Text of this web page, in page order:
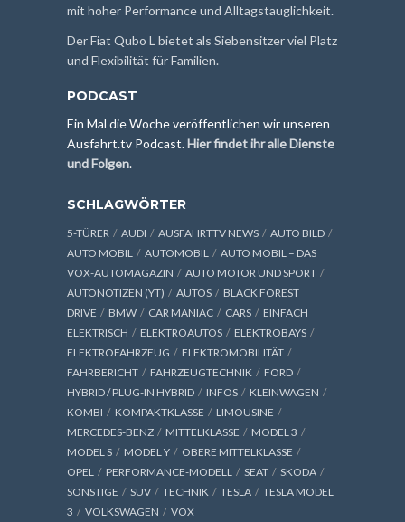
mit hoher Performance und Alltagstauglichkeit.
Der Fiat Qubo L bietet als Siebensitzer viel Platz
und Flexibilität für Familien.
PODCAST
Ein Mal die Woche veröffentlichen wir unseren
Ausfahrt.tv Podcast.Hier findet ihr alle Dienste
und Folgen.
SCHLAGWÖRTER
5-TÜRER AUDI AUSFAHRTTV NEWS
AUTO BILD
AUTO MOBIL
AUTOMOBIL
AUTO MOBIL – DAS
VOX-AUTOMAGAZIN
AUTO MOTOR UND SPORT
AUTONOTIZEN (YT)
AUTOS
BLACK FOREST
DRIVE
BMW CAR MANIAC CARS
EINFACH
ELEKTRISCH
ELEKTROAUTOS
ELEKTROBAYS
ELEKTROFAHRZEUG
ELEKTROMOBILITÄT
FAHRBERICHT
FAHRZEUGTECHNIK
FORD
HYBRID / PLUG-IN HYBRID
INFOS
KLEINWAGEN
KOMBI
KOMPAKTKLASSE
LIMOUSINE
MERCEDES-BENZ
MITTELKLASSE
MODEL 3
MODEL S
MODEL Y
OBERE MITTELKLASSE
OPEL
PERFORMANCE-MODELL SEAT
SKODA
SONSTIGE
SUV TECHNIK TESLA
TESLA MODEL
3
VOLKSWAGEN VOX